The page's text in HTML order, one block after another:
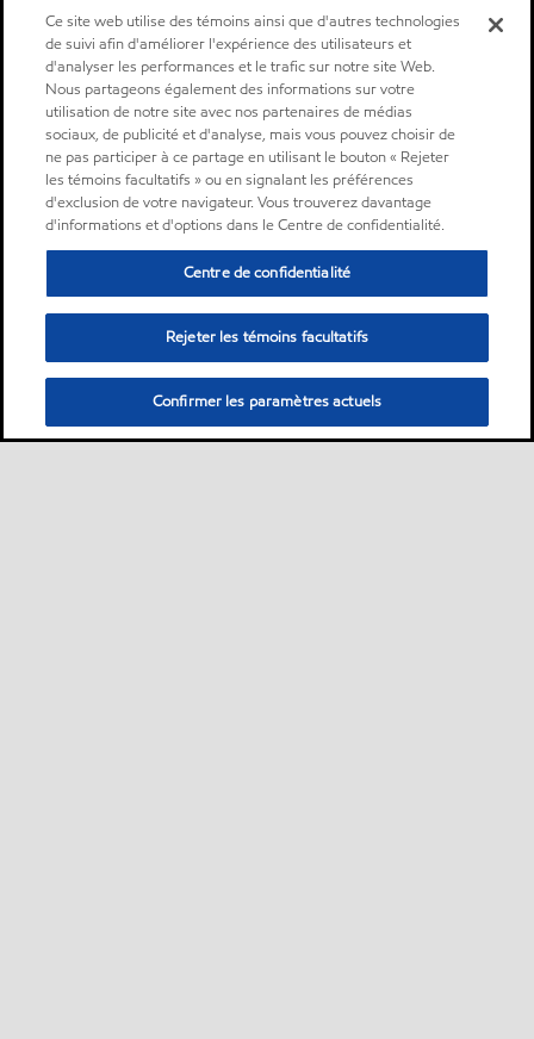
Ce site web utilise des témoins ainsi que d'autres technologies
de suivi afin d'améliorer l'expérience des utilisateurs et
d'analyser les performances et le trafic sur notre site Web.
Nous partageons également des informations sur votre
utilisation de notre site avec nos partenaires de médias
sociaux, de publicité et d'analyse, mais vous pouvez choisir de
ne pas participer à ce partage en utilisant le bouton « Rejeter
les témoins facultatifs » ou en signalant les préférences
d'exclusion de votre navigateur. Vous trouverez davantage
d'informations et d'options dans le Centre de confidentialité.
Centre de confidentialité
Rejeter les témoins facultatifs
Confirmer les paramètres actuels